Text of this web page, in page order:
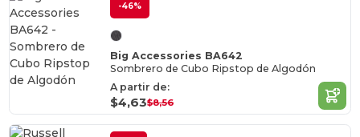
-46%
Big Accessories BA642
Sombrero de Cubo Ripstop de Algodón
A partir de:
$4,63$8,56